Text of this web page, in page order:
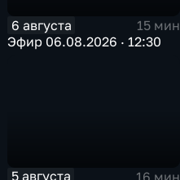
6 августа
15 мин
Эфир 06.08.2026 · 12:30
5 августа 16 мин